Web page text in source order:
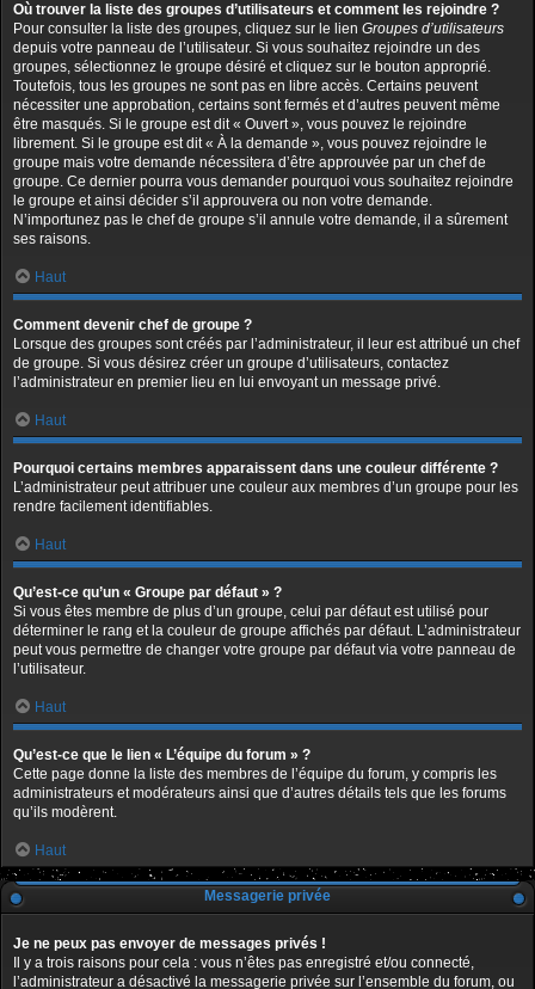
Où trouver la liste des groupes d’utilisateurs et comment les rejoindre ?
Pour consulter la liste des groupes, cliquez sur le lien Groupes d’utilisateurs
depuis votre panneau de l’utilisateur. Si vous souhaitez rejoindre un des
groupes, sélectionnez le groupe désiré et cliquez sur le bouton approprié.
Toutefois, tous les groupes ne sont pas en libre accès. Certains peuvent
nécessiter une approbation, certains sont fermés et d’autres peuvent même
être masqués. Si le groupe est dit « Ouvert », vous pouvez le rejoindre
librement. Si le groupe est dit « À la demande », vous pouvez rejoindre le
groupe mais votre demande nécessitera d’être approuvée par un chef de
groupe. Ce dernier pourra vous demander pourquoi vous souhaitez rejoindre
le groupe et ainsi décider s’il approuvera ou non votre demande.
N’importunez pas le chef de groupe s’il annule votre demande, il a sûrement
ses raisons.
Haut
Comment devenir chef de groupe ?
Lorsque des groupes sont créés par l’administrateur, il leur est attribué un chef
de groupe. Si vous désirez créer un groupe d’utilisateurs, contactez
l’administrateur en premier lieu en lui envoyant un message privé.
Haut
Pourquoi certains membres apparaissent dans une couleur différente ?
L’administrateur peut attribuer une couleur aux membres d’un groupe pour les
rendre facilement identifiables.
Haut
Qu’est-ce qu’un « Groupe par défaut » ?
Si vous êtes membre de plus d’un groupe, celui par défaut est utilisé pour
déterminer le rang et la couleur de groupe affichés par défaut. L’administrateur
peut vous permettre de changer votre groupe par défaut via votre panneau de
l’utilisateur.
Haut
Qu’est-ce que le lien « L’équipe du forum » ?
Cette page donne la liste des membres de l’équipe du forum, y compris les
administrateurs et modérateurs ainsi que d’autres détails tels que les forums
qu’ils modèrent.
Haut
Messagerie privée
Je ne peux pas envoyer de messages privés !
Il y a trois raisons pour cela : vous n’êtes pas enregistré et/ou connecté,
l’administrateur a désactivé la messagerie privée sur l’ensemble du forum, ou